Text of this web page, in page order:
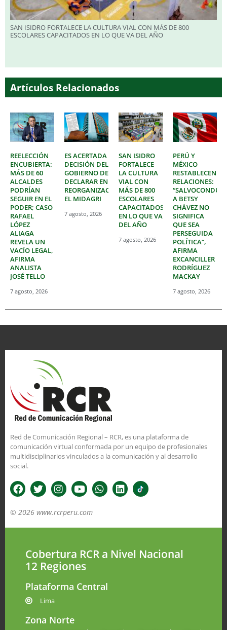
SAN ISIDRO FORTALECE LA CULTURA VIAL CON MÁS DE 800
ESCOLARES CAPACITADOS EN LO QUE VA DEL AÑO
Artículos Relacionados
REELECCIÓN
ENCUBIERTA:
MÁS DE 60
ALCALDES
PODRÍAN
SEGUIR EN EL
PODER; CASO
RAFAEL
LÓPEZ
ALIAGA
REVELA UN
VACÍO LEGAL,
AFIRMA
ANALISTA
JOSÉ TELLO
7 agosto, 2026
ES ACERTADA
DECISIÓN DEL
GOBIERNO DE
DECLARAR EN
REORGANIZACIÓN
EL MIDAGRI
7 agosto, 2026
SAN ISIDRO
FORTALECE
LA CULTURA
VIAL CON
MÁS DE 800
ESCOLARES
CAPACITADOS
EN LO QUE VA
DEL AÑO
7 agosto, 2026
PERÚ Y
MÉXICO
RESTABLECEN
RELACIONES:
A BETSY
CHÁVEZ NO
SIGNIFICA
QUE SEA
PERSEGUIDA
POLÍTICA”,
AFIRMA
EXCANCILLER
RODRÍGUEZ
MACKAY
7 agosto, 2026
Red de Comunicación Regional – RCR, es una plataforma de
comunicación virtual conformada por un equipo de profesionales
multidisciplinarios vinculados a la comunicación y al desarrollo
social.
© 2026 www.rcrperu.com
Cobertura RCR a Nivel Nacional
12 Regiones
Plataforma Central
Lima
Zona Norte